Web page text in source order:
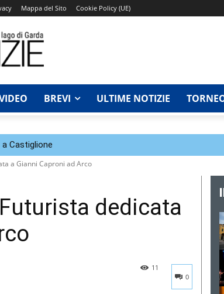
Mappa del Sito Cookie Policy (UE)
BREVI ULTIME NOTIZIE
Castiglione
a Gianni Caproni ad Arco
dedicata
0
11